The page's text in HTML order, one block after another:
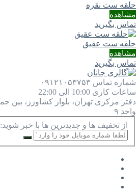
حلقه ست نقره
مشاهده
تماس بگیرید
حلقه ست عقیق
مشاهده
تماس بگیرید
شماره تماس ۰۹۱۲۱۰۵۳۷۵۳
ساعات کاری 10:00 الی 22:00
دفتر مرکزی
واحد ۹
از تخفیف ها و جدیدترین ها با خبر شوید: